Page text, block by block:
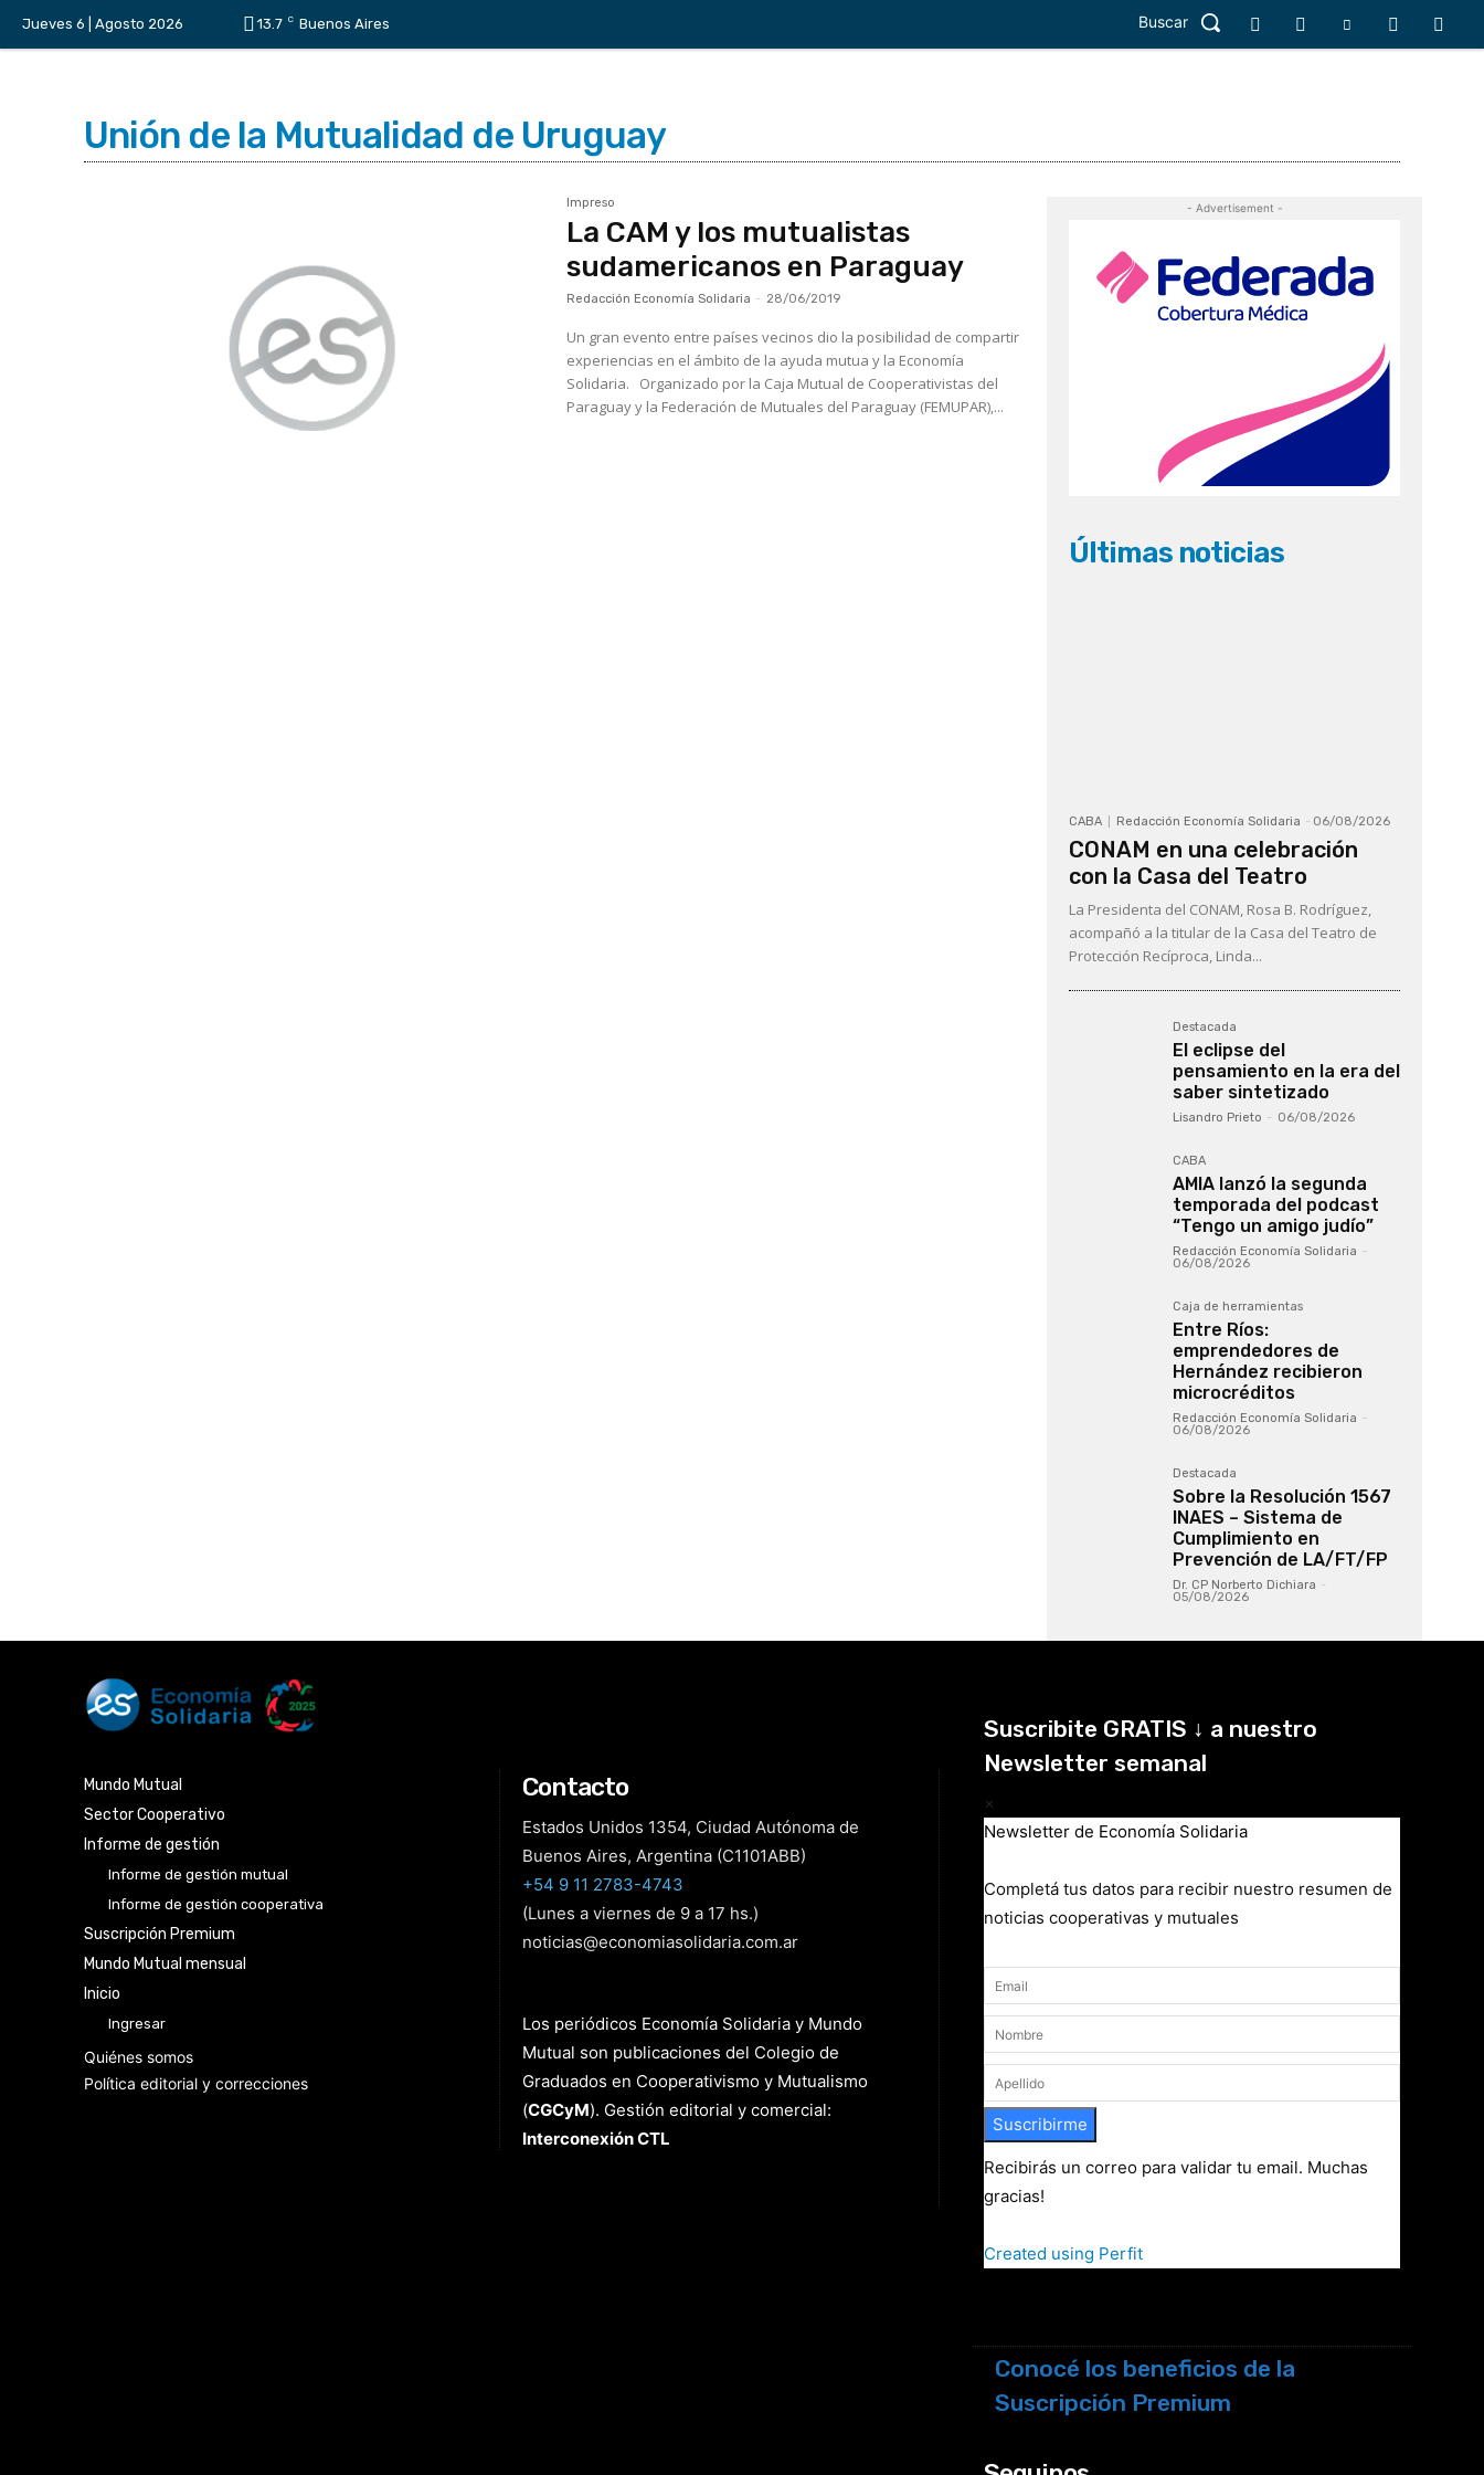
Jueves 6 | Agosto 2026 13.7 C Buenos Aires Buscar
Unión de la Mutualidad de Uruguay
Impreso
La CAM y los mutualistas
sudamericanos en Paraguay
Redacción Economía Solidaria - 28/06/2019
Un gran evento entre países vecinos dio la posibilidad de compartir
experiencias en el ámbito de la ayuda mutua y la Economía
Solidaria. Organizado por la Caja Mutual de Cooperativistas del
Paraguay y la Federación de Mutuales del Paraguay (FEMUPAR),...
- Advertisement -
Últimas noticias
CABA Redacción Economía Solidaria - 06/08/2026
CONAM en una celebración
con la Casa del Teatro
La Presidenta del CONAM, Rosa B. Rodríguez,
acompañó a la titular de la Casa del Teatro de
Protección Recíproca, Linda...
Destacada
El eclipse del
pensamiento en la era del
saber sintetizado
Lisandro Prieto - 06/08/2026
CABA
AMIA lanzó la segunda
temporada del podcast
“Tengo un amigo judío”
Redacción Economía Solidaria -
06/08/2026
Caja de herramientas
Entre Ríos:
emprendedores de
Hernández recibieron
microcréditos
Redacción Economía Solidaria -
06/08/2026
Destacada
Sobre la Resolución 1567
INAES – Sistema de
Cumplimiento en
Prevención de LA/FT/FP
Dr. CP Norberto Dichiara -
05/08/2026
Mundo Mutual
Sector Cooperativo
Informe de gestión
Informe de gestión mutual
Informe de gestión cooperativa
Suscripción Premium
Mundo Mutual mensual
Inicio
Ingresar
Quiénes somos
Política editorial y correcciones
Contacto
Estados Unidos 1354, Ciudad Autónoma de
Buenos Aires, Argentina (C1101ABB)
+54 9 11 2783-4743
(Lunes a viernes de 9 a 17 hs.)
noticias@economiasolidaria.com.ar
Los periódicos Economía Solidaria y Mundo
Mutual son publicaciones del Colegio de
Graduados en Cooperativismo y Mutualismo
(CGCyM). Gestión editorial y comercial:
Interconexión CTL
Suscribite GRATIS ↓ a nuestro
Newsletter semanal
×
Newsletter de Economía Solidaria
Completá tus datos para recibir nuestro resumen de
noticias cooperativas y mutuales
Suscribirme
Recibirás un correo para validar tu email. Muchas
gracias!
Created using Perfit
Conocé los beneficios de la
Suscripción Premium